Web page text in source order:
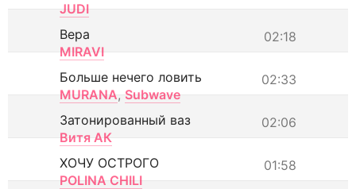
JUDI
02:18
Вера
MIRAVI
02:33
Больше нечего ловить
MURANA, Subwave
02:06
Затонированный ваз
Витя АК
01:58
ХОЧУ ОСТРОГО
POLINA CHILI